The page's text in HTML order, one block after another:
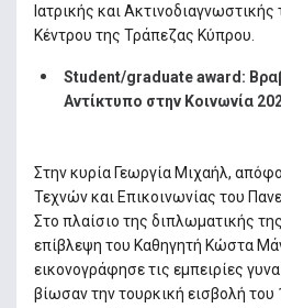
Ιατρικής και
Κέντρου της Τράπεζας Κύπρου.
Student/graduate award:
Αντίκτυπο στην Κοινωνία
Στην κυρία Γεωργία Μιχαήλ,
Τεχνών και Επικοινωνίας του
Στο πλαίσιο της διπλωματικής
επίβλεψη του Καθηγητή Κώστα
εικονογράφησε τις εμπειρίες
βίωσαν την τουρκική εισβολή